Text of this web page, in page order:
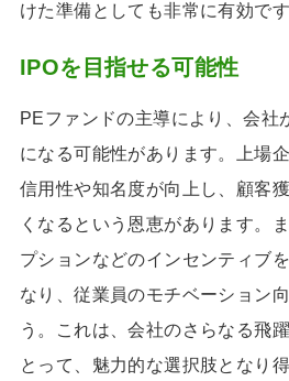
けた準備としても非常に有効です
IPOを目指せる可能性
PEファンドの主導により、会社
になる可能性があります。上場
信用性や知名度が向上し、顧客
くなるという恩恵があります。
プションなどのインセンティブ
なり、従業員のモチベーション
う。これは、会社のさらなる飛
とって、魅力的な選択肢となり得